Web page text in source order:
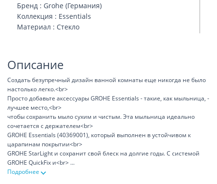
Бренд : Grohe (Германия)
Коллекция : Essentials
Материал : Стекло
Описание
Создать безупречный дизайн ванной комнаты еще никогда не было
настолько легко.<br>
Просто добавьте аксессуары GROHE Essentials - такие, как мыльница, -
лучшее место,<br>
чтобы сохранить мыло сухим и чистым. Эта мыльница идеально
сочетается с держателем<br>
GROHE Essentials (40369001), который выполнен в устойчивом к
царапинам покрытии<br>
GROHE StarLight и сохранит свой блеск на долгие годы. С системой
GROHE QuickFix и<br> ...
Подробнее